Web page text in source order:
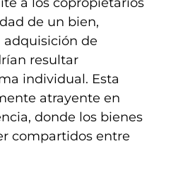
a los copropietarios
de un bien,
adquisición de
resultar
individual. Esta
atrayente en
donde los bienes
compartidos entre